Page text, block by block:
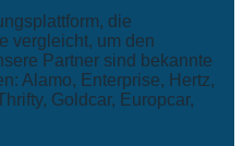
die
vergleicht, um den
Partner sind bekannte
Alamo, Enterprise, Hertz,
Goldcar, Europcar,